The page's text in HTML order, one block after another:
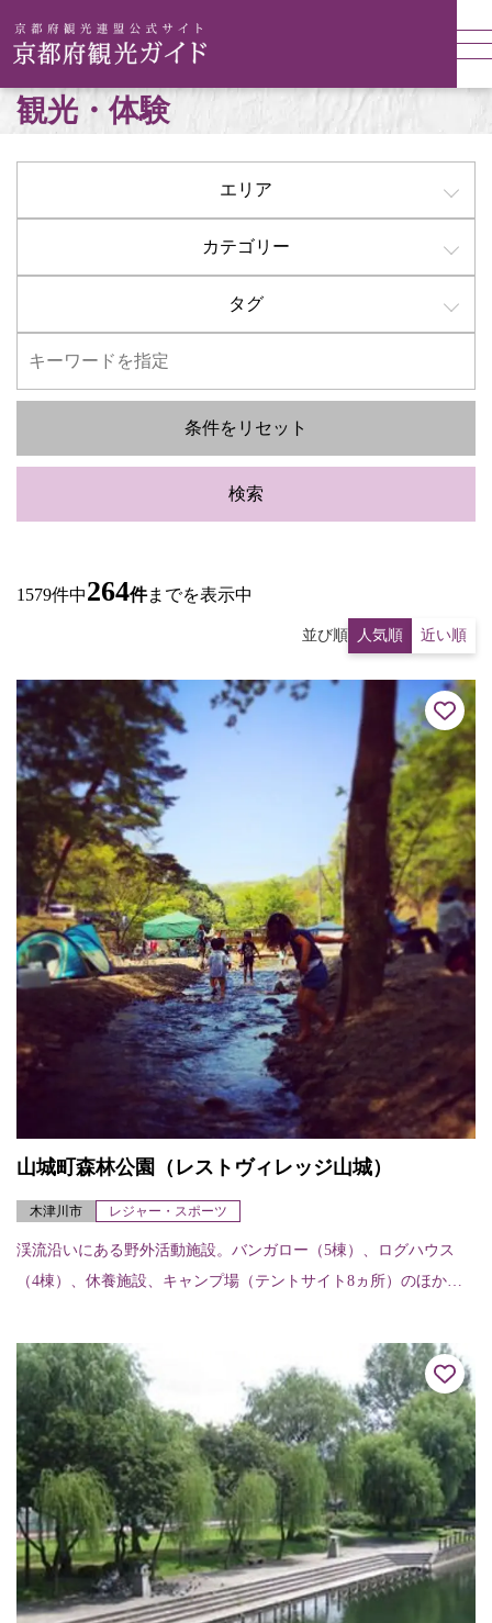
観光・体験
エリア
カテゴリー
タグ
条件をリセット
検索
1579件中264件までを表示中
並び順 人気順 近い順
山城町森林公園（レストヴィレッジ山城）
木津川市 レジャー・スポーツ
渓流沿いにある野外活動施設。バンガロー（5棟）、ログハウス
（4棟）、休養施設、キャンプ場（テントサイト8ヵ所）のほか、
員／バンガロー 4...